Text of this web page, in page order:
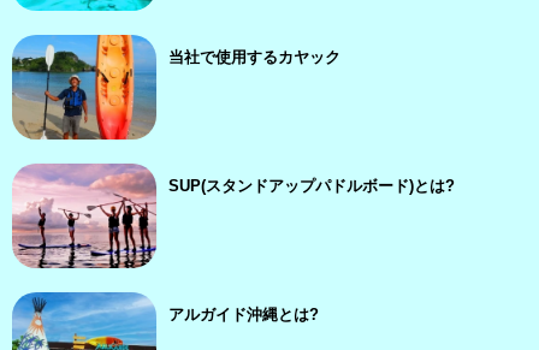
当社で使用するカヤック
SUP(スタンドアップパドルボード)とは?
アルガイド沖縄とは?